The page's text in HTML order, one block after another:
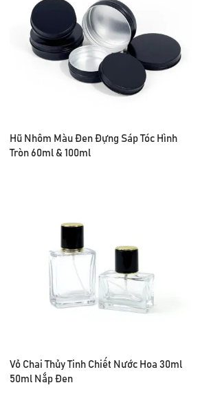
Hũ Nhôm Màu Đen Đựng Sáp Tóc Hình
Tròn 60ml & 100ml
Vỏ Chai Thủy Tinh Chiết Nước Hoa 30ml
50ml Nắp Đen